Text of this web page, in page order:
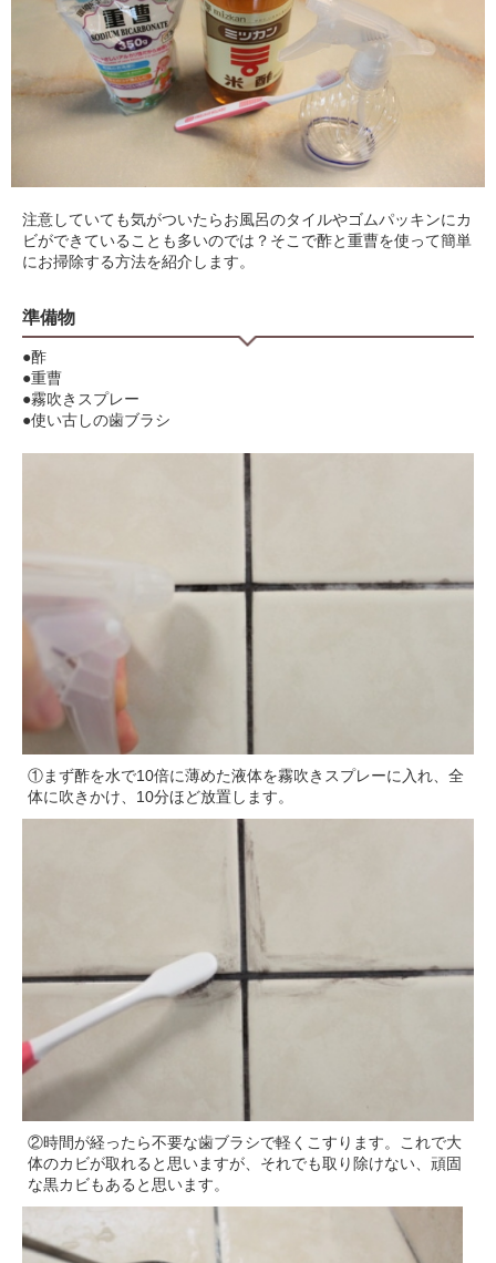
注意していても気がついたらお風呂のタイルやゴムパッキンにカ
ビができていることも多いのでは？そこで酢と重曹を使って簡単
にお掃除する方法を紹介します。
準備物
●酢
●重曹
●霧吹きスプレー
●使い古しの歯ブラシ
①まず酢を水で10倍に薄めた液体を霧吹きスプレーに入れ、全
体に吹きかけ、10分ほど放置します。
②時間が経ったら不要な歯ブラシで軽くこすります。これで大
体のカビが取れると思いますが、それでも取り除けない、頑固
な黒カビもあると思います。